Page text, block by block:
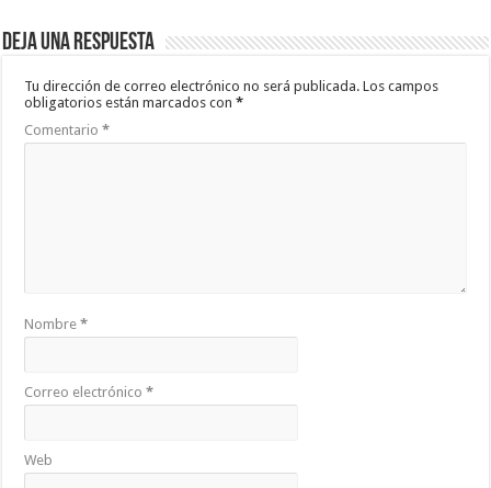
Deja una respuesta
Tu dirección de correo electrónico no será publicada. Los campos
obligatorios están marcados con*
Comentario*
Nombre*
Correo electrónico*
Web